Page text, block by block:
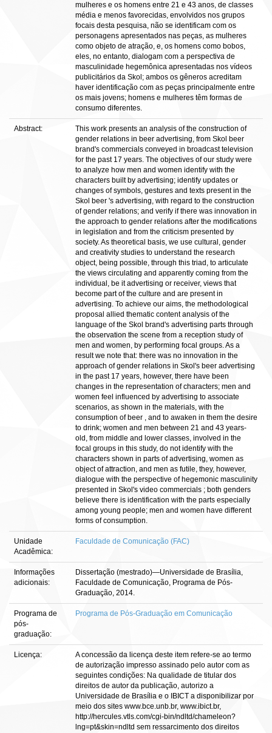
mulheres e os homens entre 21 e 43 anos, de classes
média e menos favorecidas, envolvidos nos grupos
focais desta pesquisa, não se identificam com os
personagens apresentados nas peças, as mulheres
como objeto de atração, e, os homens como bobos,
eles, no entanto, dialogam com a perspectiva de
masculinidade hegemônica apresentadas nos vídeos
publicitários da Skol; ambos os gêneros acreditam
haver identificação com as peças principalmente entre
os mais jovens; homens e mulheres têm formas de
consumo diferentes.
Abstract:
This work presents an analysis of the construction of
gender relations in beer advertising, from Skol beer
brand's commercials conveyed in broadcast television
for the past 17 years. The objectives of our study were
to analyze how men and women identify with the
characters built by advertising; identify updates or
changes of symbols, gestures and texts present in the
Skol beer 's advertising, with regard to the construction
of gender relations; and verify if there was innovation in
the approach to gender relations after the modifications
in legislation and from the criticism presented by
society. As theoretical basis, we use cultural, gender
and creativity studies to understand the research
object, being possible, through this triad, to articulate
the views circulating and apparently coming from the
individual, be it advertising or receiver, views that
become part of the culture and are present in
advertising. To achieve our aims, the methodological
proposal allied thematic content analysis of the
language of the Skol brand's advertising parts through
the observation the scene from a reception study of
men and women, by performing focal groups. As a
result we note that: there was no innovation in the
approach of gender relations in Skol's beer advertising
in the past 17 years, however, there have been
changes in the representation of characters; men and
women feel influenced by advertising to associate
scenarios, as shown in the materials, with the
consumption of beer , and to awaken in them the desire
to drink; women and men between 21 and 43 years-
old, from middle and lower classes, involved in the
focal groups in this study, do not identify with the
characters shown in parts of advertising, women as
object of attraction, and men as futile, they, however,
dialogue with the perspective of hegemonic masculinity
presented in Skol's video commercials ; both genders
believe there is identification with the parts especially
among young people; men and women have different
forms of consumption.
Unidade
Acadêmica:
Faculdade de Comunicação (FAC)
Informações
adicionais:
Dissertação (mestrado)—Universidade de Brasília,
Faculdade de Comunicação, Programa de Pós-
Graduação, 2014.
Programa de
pós-
graduação:
Programa de Pós-Graduação em Comunicação
Licença:
A concessão da licença deste item refere-se ao termo
de autorização impresso assinado pelo autor com as
seguintes condições: Na qualidade de titular dos
direitos de autor da publicação, autorizo a
Universidade de Brasília e o IBICT a disponibilizar por
meio dos sites www.bce.unb.br, www.ibict.br,
http://hercules.vtls.com/cgi-bin/ndltd/chameleon?
lng=pt&skin=ndltd sem ressarcimento dos direitos